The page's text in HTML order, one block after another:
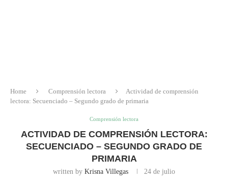
Home Comprensión lectora
Actividad de comprensión
lectora: Secuenciado – Segundo grado de primaria
Comprensión lectora
ACTIVIDAD DE COMPRENSIÓN LECTORA:
SECUENCIADO – SEGUNDO GRADO DE
PRIMARIA
written by Krisna Villegas 24 de julio